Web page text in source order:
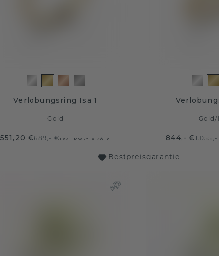
Verlobungsring Isa 1
Gold
551,20 €689,- €Exkl. MwSt. & Zölle
Gold/
844,- €
Bestpreisgarantie